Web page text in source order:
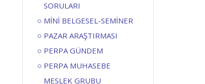
SORULARI
MİNİ BELGESEL-SEMİNER
PAZAR ARAŞTIRMASI
PERPA GÜNDEM
PERPA MUHASEBE
MESLEK GRUBU